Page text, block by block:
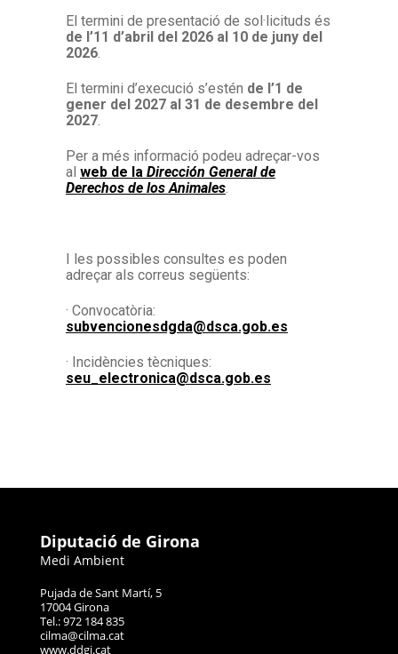
El termini de presentació de sol·licituds és
de l’11 d’abril del 2026 al 10 de juny del
2026
El termini d’execució s’estén de l’1 de
gener del 2027 al 31 de desembre del
2027
Per a més informació podeu adreçar-vos
al web de la Dirección General de
Derechos de los Animales
I les possibles consultes es poden
adreçar als correus següents:
· Convocatòria:
subvencionesdgda@dsca.gob.es
· Incidències tècniques:
seu_electronica@dsca.gob.es
Diputació de Girona
Medi Ambient
Pujada de Sant Martí, 5
17004 Girona
Tel.: 972 184 835
cilma@cilma.cat
www.ddgi.cat